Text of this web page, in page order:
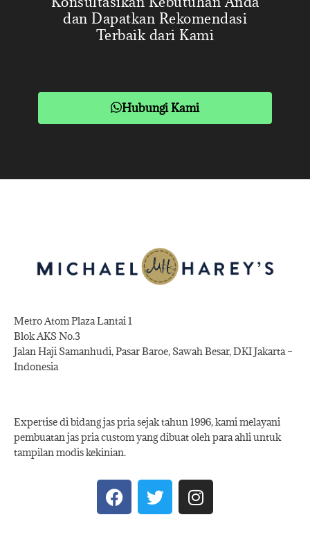
dan Dapatkan Rekomendasi
Terbaik dari Kami
Hubungi Kami
Metro Atom Plaza Lantai 1
Blok AKS No.3
Jalan Haji Samanhudi, Pasar Baroe, Sawah Besar, DKI Jakarta –
Indonesia
Expertise di bidang jas pria sejak tahun 1996, kami melayani
pembuatan jas pria custom yang dibuat oleh para ahli untuk
tampilan modis kekinian.